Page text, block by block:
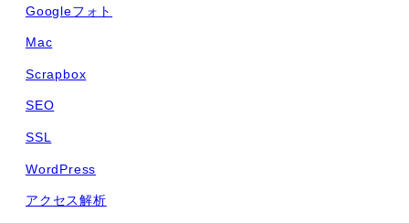
Googleフォト
Mac
Scrapbox
SEO
SSL
WordPress
アクセス解析